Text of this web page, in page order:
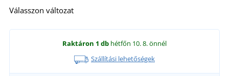
Válasszon változat
Raktáron 1 db hétfőn 10. 8.önnél
Szállítási lehetőségek